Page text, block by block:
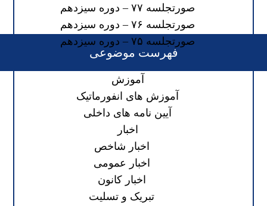
صورتجلسه ۷۷ – دوره سیزدهم
صورتجلسه ۷۶ – دوره سیزدهم
صورتجلسه ۷۵ – دوره سیزدهم
فهرست موضوعی
آموزش
آموزش های انفورماتیک
آیین نامه های داخلی
اخبار
اخبار شاخص
اخبار عمومی
اخبار کانون
تبریک و تسلیت